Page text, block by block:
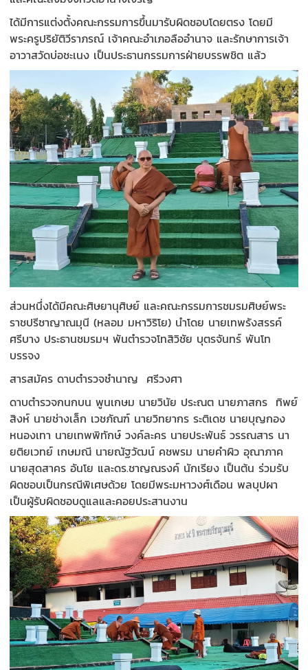
ได้มีการแต่งตั้งคณะกรรมการขึ้นมารับผิดชอบโดยตรง โดยมี
พระครูปริยัติวีราภรณ์ เจ้าคณะอำเภอลืออำนาจ และรักษาการเจ้า
อาวาสวัดบ่อชะเนง เป็นประธานกรรมการฝ่ายบรรพชิต แล้ว
ส่วนหนึ่งได้มีคณะศิษยานุศิษย์ และคณะกรรมการชมรมศิษย์พระ
ราชปรีชาญาณมุนี (หลอม มหาวิริโย) นำโดย นายเทพรังสรรค์
ศรีบาง ประธานชมรมฯ พันตำรวจโทสิวิชัย บุตรจันทร์ พันโท
บรรจง
สารสมัคร ดาบตำรวจชำนาญ ศรีวงศา
ดาบตำรวจกนกบน พูนเกษม นายวินัย ประณต นายภาสกร ทิพย์
สิงห์ นายช่างเล็ก เวชภัณฑ์ นายวิทยากร ระติเดช นายบุญกอง
หนองเทา นายเทพพิทักษ์ วงค์ละคร นายประพันธ์ วรรณสาร นา
ยติยเวทย์ เกษมณี นายณัฐวัฒน์ คชพรม นายคำผิว อุณาภาค
นายสุดสาคร อันโย และดร.ชาญณรงค์ นักเรียง เป็นต้น ร่วมรับ
ผิดชอบเป็นกรณีพิเศษด้วย โดยมีพระมหาวงศ์เดือน พลบุปผา
เป็นผู้รับผิดชอบดูแลและคอยประสานงาน